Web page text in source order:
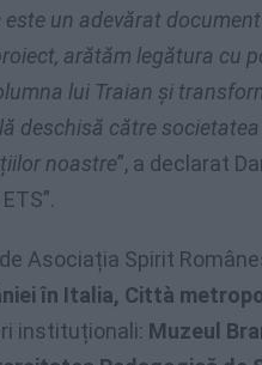
un adevărat
arătăm legătura cu
lui Traian și
deschisă către
noastre”, a declarat
Asociația Spirit
în Italia, Città
instituționali: Muzeul